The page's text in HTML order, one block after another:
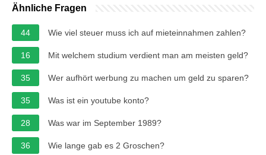
Ähnliche Fragen
44 Wie viel steuer muss ich auf mieteinnahmen zahlen?
16 Mit welchem studium verdient man am meisten geld?
35 Wer aufhört werbung zu machen um geld zu sparen?
35 Was ist ein youtube konto?
28 Was war im September 1989?
36 Wie lange gab es 2 Groschen?